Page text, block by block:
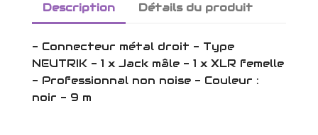
Description Détails du produit
- Connecteur métal droit - Type
NEUTRIK - 1 x Jack mâle - 1 x XLR femelle
- Professionnal non noise - Couleur :
noir - 9 m